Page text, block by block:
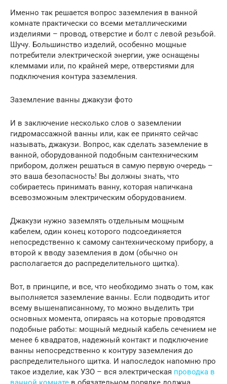
Именно так решается вопрос заземления в ванной
комнате практически со всеми металлическими
изделиями – провод, отверстие и болт с левой резьбой.
Шучу. Большинство изделий, особенно мощные
потребители электрической энергии, уже оснащены
клеммами или, по крайней мере, отверстиями для
подключения контура заземления.
Заземление ванны джакузи фото
И в заключение несколько слов о заземлении
гидромассажной ванны или, как ее принято сейчас
называть, джакузи. Вопрос, как сделать заземление в
ванной, оборудованной подобным сантехническим
прибором, должен решаться в самую первую очередь –
это ваша безопасность! Вы должны знать, что
собираетесь принимать ванну, которая напичкана
всевозможным электрическим оборудованием.
Джакузи нужно заземлять отдельным мощным
кабелем, один конец которого подсоединяется
непосредственно к самому сантехническому прибору, а
второй к вводу заземления в дом (обычно он
располагается до распределительного щитка).
Вот, в принципе, и все, что необходимо знать о том, как
выполняется заземление ванны. Если подводить итог
всему вышенаписанному, то можно выделить три
основных момента, опираясь на которые проводятся
подобные работы: мощный медный кабель сечением не
менее 6 квадратов, надежный контакт и подключение
ванны непосредственно к контуру заземления до
распределительного щитка. И напоследок напомню про
такое изделие, как УЗО – вся электрическая проводка в